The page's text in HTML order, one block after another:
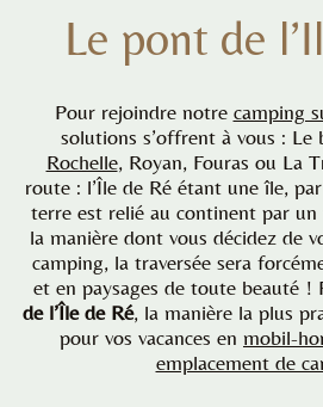
Le pont de
Pour rejoindre notre camping
solutions s’offrent à vous : Le
Rochelle, Royan, Fouras ou La
route : l’Île de Ré étant une île,
terre est relié au continent par
la manière dont vous décidez de
camping, la traversée sera
et en paysages de toute beauté !
de l’Île de Ré, la manière la plus
pour vos vacances en mobil-
emplacement de